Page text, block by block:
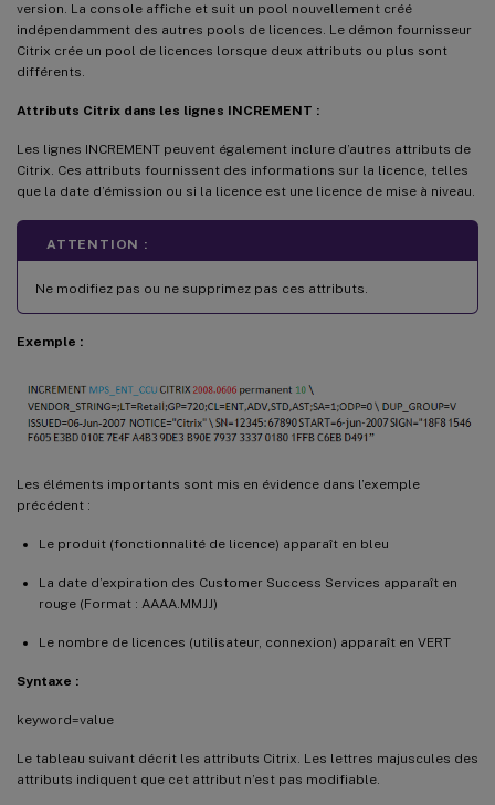
version. La console affiche et suit un pool nouvellement créé
indépendamment des autres pools de licences. Le démon fournisseur
Citrix crée un pool de licences lorsque deux attributs ou plus sont
différents.
Attributs Citrix dans les lignes INCREMENT :
Les lignes INCREMENT peuvent également inclure d’autres attributs de
Citrix. Ces attributs fournissent des informations sur la licence, telles
que la date d’émission ou si la licence est une licence de mise à niveau.
ATTENTION :
Ne modifiez pas ou ne supprimez pas ces attributs.
Exemple :
Les éléments importants sont mis en évidence dans l’exemple
précédent :
Le produit (fonctionnalité de licence) apparaît en bleu
La date d’expiration des Customer Success Services apparaît en
rouge (Format : AAAA.MMJJ)
Le nombre de licences (utilisateur, connexion) apparaît en VERT
Syntaxe :
keyword=value
Le tableau suivant décrit les attributs Citrix. Les lettres majuscules des
attributs indiquent que cet attribut n’est pas modifiable.